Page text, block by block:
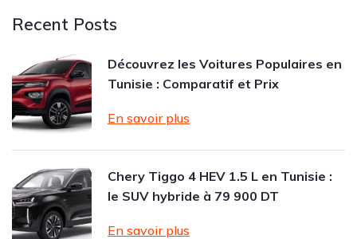
Recent Posts
Découvrez les Voitures Populaires en
Tunisie : Comparatif et Prix
En savoir plus
Chery Tiggo 4 HEV 1.5 L en Tunisie :
le SUV hybride à 79 900 DT
En savoir plus